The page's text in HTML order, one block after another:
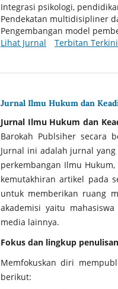
Integrasi psikologi,
Pendekatan multidisipliner
Pengembangan model
Lihat Jurnal
Terbitan Terkini
Jurnal Ilmu Hukum dan
Jurnal Ilmu Hukum dan
Barokah Publsiher secara
Jurnal ini adalah jurnal
perkembangan Ilmu
kemutakhiran artikel pada
untuk memberikan ruang
akademisi yaitu
media lainnya.
Fokus dan lingkup
Memfokuskan diri
berikut: